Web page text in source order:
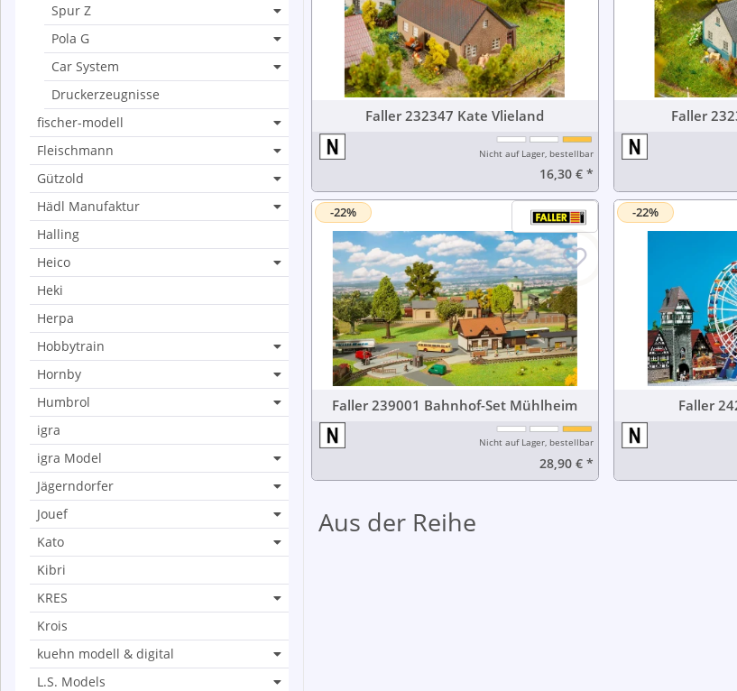
Faller 232347 Kate Vlieland
Nicht auf Lager, bestellbar
16,30 €*
-22%
Faller 239001 Bahnhof-Set Mühlheim
Nicht auf Lager, bestellbar
28,90 €*
-22%
Aus der Reihe
Spur Z
Pola G
Car System
Druckerzeugnisse
fischer-modell
Fleischmann
Gützold
Hädl Manufaktur
Halling
Heico
Heki
Herpa
Hobbytrain
Hornby
Humbrol
igra
igra Model
Jägerndorfer
Jouef
Kato
Kibri
KRES
Krois
kuehn modell & digital
L.S. Models